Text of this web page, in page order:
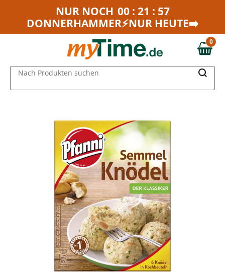
Zum Hauptinhalt springen
Zur Navigation springen
NUR NOCH 00 : 21 : 57
DONNERHAMMER⚡NUR HEUTE➡️
0,00 €
0
Nach Produkten suchen